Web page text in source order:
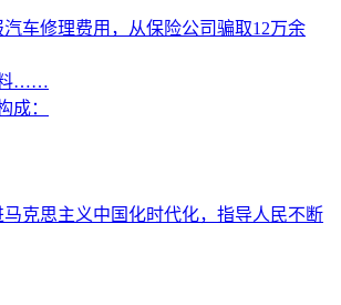
车修理费用，从保险公司骗取12万余
料……
成：
克思主义中国化时代化，指导人民不断